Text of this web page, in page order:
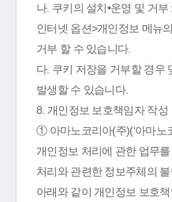
나. 쿠키의 설치•운영 및 거
인터넷 옵션>개인정보 메뉴
거부 할 수 있습니다.
다. 쿠키 저장을 거부할 경우
발생할 수 있습니다.
8. 개인정보 보호책임자 작성
① 아마노코리아(주)(‘아마노
개인정보 처리에 관한 업무
처리와 관련한 정보주체의
아래와 같이 개인정보 보호